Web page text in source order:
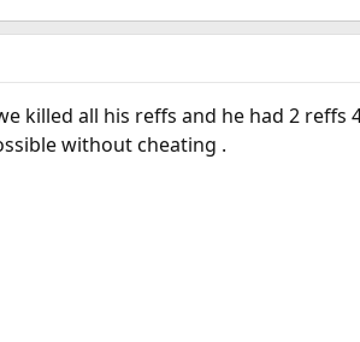
killed all his reffs and he had 2
without cheating .